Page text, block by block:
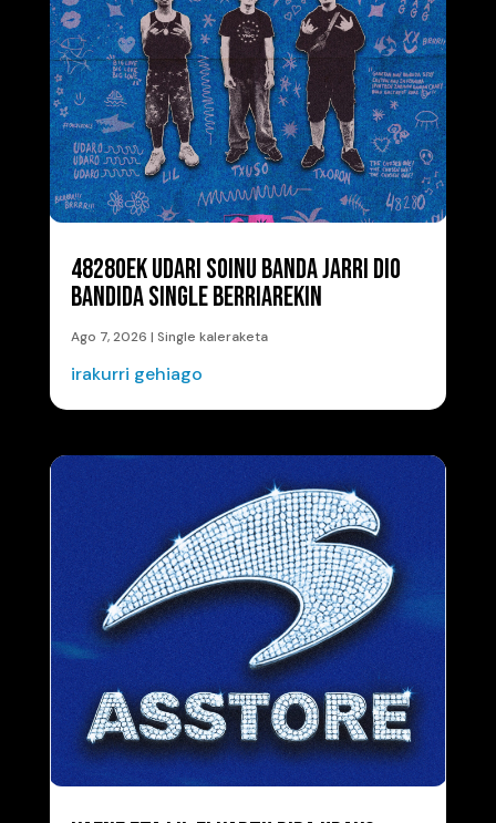
48280EK UDARI SOINU BANDA JARRI DIO
BANDIDA SINGLE BERRIAREKIN
Ago 7, 2026 | Single kaleraketa
irakurri gehiago